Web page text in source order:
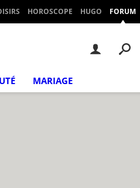
HOROSCOPE HUGO FORUM
MARIAGE